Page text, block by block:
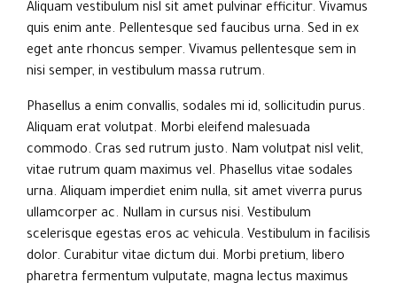
Aliquam vestibulum nisl sit amet pulvinar efficitur. Vivamus
quis enim ante. Pellentesque sed faucibus urna. Sed in ex
eget ante rhoncus semper. Vivamus pellentesque sem in
nisi semper, in vestibulum massa rutrum.
Phasellus a enim convallis, sodales mi id, sollicitudin purus.
Aliquam erat volutpat. Morbi eleifend malesuada
commodo. Cras sed rutrum justo. Nam volutpat nisl velit,
vitae rutrum quam maximus vel. Phasellus vitae sodales
urna. Aliquam imperdiet enim nulla, sit amet viverra purus
ullamcorper ac. Nullam in cursus nisi. Vestibulum
scelerisque egestas eros ac vehicula. Vestibulum in facilisis
dolor. Curabitur vitae dictum dui. Morbi pretium, libero
pharetra fermentum vulputate, magna lectus maximus